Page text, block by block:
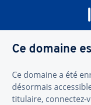
Ce domaine
Ce domaine a été
désormais
titulaire, connectez-